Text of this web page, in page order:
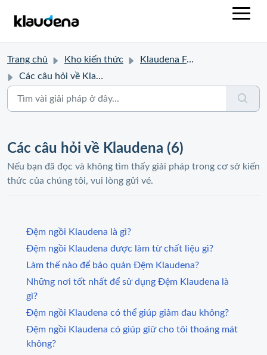
Trang chủ Kho kiến thức
Klaudena FAQ
Các câu hỏi về Klaudena
Các câu hỏi về Klaudena (6)
Nếu bạn đã đọc và không tìm thấy giải pháp trong cơ sở kiến
thức của chúng tôi, vui lòng gửi vé.
Đệm ngồi Klaudena là gì?
Đệm ngồi Klaudena được làm từ chất liệu gì?
Làm thế nào để bảo quản Đệm Klaudena?
Những nơi tốt nhất để sử dụng Đệm Klaudena là
gì?
Đệm ngồi Klaudena có thể giúp giảm đau không?
Đệm ngồi Klaudena có giúp giữ cho tôi thoáng mát
không?